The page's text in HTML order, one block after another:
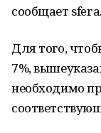
сообщает
Для того,
7%,
необходимо